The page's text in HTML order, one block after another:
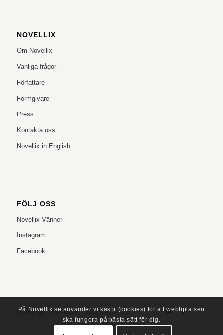
NOVELLIX
Om Novellix
Vanliga frågor
Författare
Formgivare
Press
Kontakta oss
Novellix in English
FÖLJ OSS
Novellix Vänner
Instagram
Facebook
© Copyright – NOVELLIXinfo@novellix.se
På Novellix.se använder vi kakor (cookies) för att webbplatsen
ska fungera på bästa sätt för dig.